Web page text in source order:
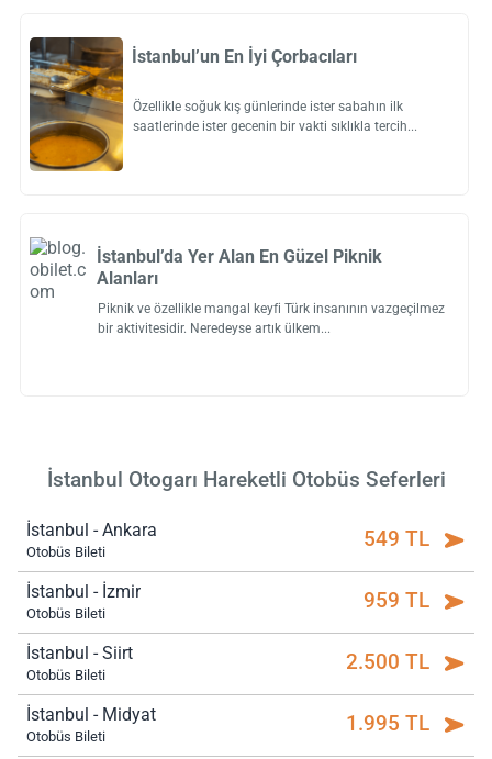
İstanbul’un En İyi Çorbacıları
Özellikle soğuk kış günlerinde ister sabahın ilk
saatlerinde ister gecenin bir vakti sıklıkla tercih
İstanbul’da Yer Alan En Güzel Piknik
Alanları
Piknik ve özellikle mangal keyfi Türk insanının vazgeçilmez
bir aktivitesidir. Neredeyse artık ülkem
İstanbul Otogarı Hareketli Otobüs Seferleri
İstanbul - Ankara
Otobüs Bileti 549 TL
İstanbul - İzmir
Otobüs Bileti 959 TL
İstanbul - Siirt
Otobüs Bileti 2.500 TL
İstanbul - Midyat
Otobüs Bileti 1.995 TL